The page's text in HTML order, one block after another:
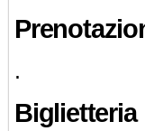
.
Biglietteria